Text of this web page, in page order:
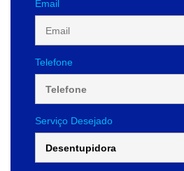
Email
Telefone
Serviço Desejado